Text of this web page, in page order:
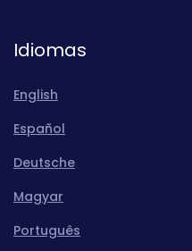
Idiomas
English
Español
Deutsche
Magyar
Português